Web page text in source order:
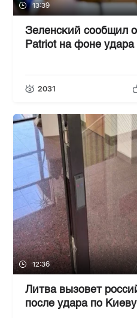
13:39
Зеленский сообщил
Patriot на фоне
2031
12:36
Литва вызовет
после удара по Киеву